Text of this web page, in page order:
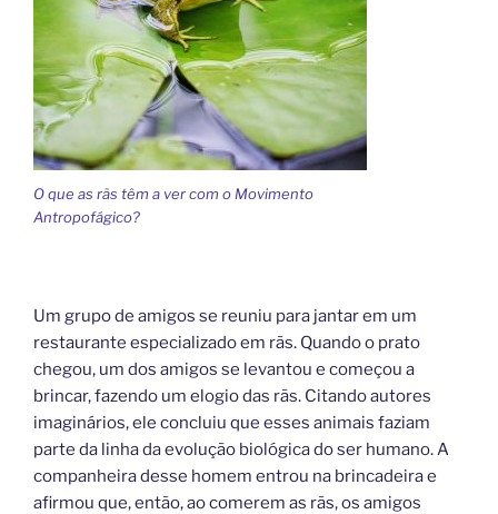
O que as rãs têm a ver com o Movimento
Antropofágico?
Um grupo de amigos se reuniu para jantar em um
restaurante especializado em rãs. Quando o prato
chegou, um dos amigos se levantou e começou a
brincar, fazendo um elogio das rãs. Citando autores
imaginários, ele concluiu que esses animais faziam
parte da linha da evolução biológica do ser humano. A
companheira desse homem entrou na brincadeira e
afirmou que, então, ao comerem as rãs, os amigos